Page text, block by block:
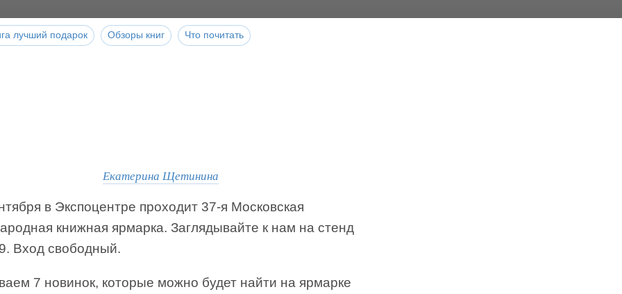
лучший подарок Обзоры книг Что почитать
Екатерина Щетинина
в Экспоцентре проходит 37-я Московская
книжная ярмарка. Заглядывайте к нам на стенд
Вход свободный.
7 новинок, которые можно будет найти на ярмарке